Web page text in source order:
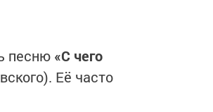
песню «С чего
Её часто